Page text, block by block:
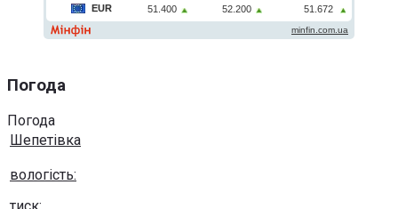
Погода
Погода
Шепетівка
вологість: